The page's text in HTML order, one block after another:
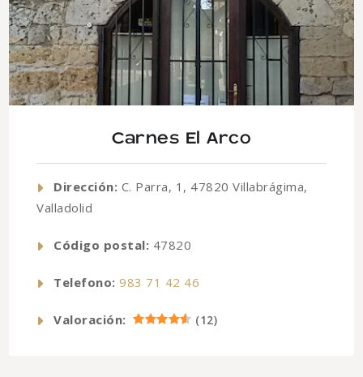
Carnes El Arco
Dirección: C. Parra, 1, 47820 Villabrágima,
Valladolid
Código postal: 47820
Telefono: 983 71 42 46
Valoración: (12)